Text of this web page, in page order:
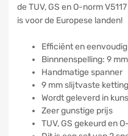
de TUV, GS en O-norm
is voor de Europese landen!
Efficiënt en eenvoudig
Binnnenspelling: 9 mm
Handmatige spanner
9 mm slijtvaste ketting
Wordt geleverd in
Zeer gunstige prijs
TUV, GS gekeurd en